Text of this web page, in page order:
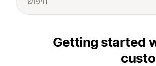
Getting started